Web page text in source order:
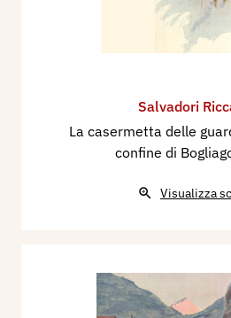
Salvadori
La casermetta delle
confine di
Visualizza